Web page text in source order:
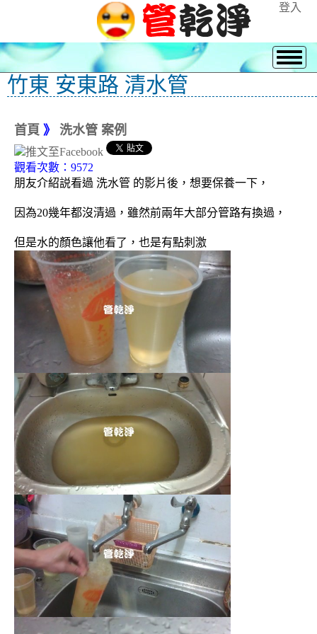
登入
竹東 安東路 清水管
首頁 》 洗水管 案例
觀看次數：9572
朋友介紹説看過 洗水管 的影片後，想要保養一下，
因為20幾年都沒清過，雖然前兩年大部分管路有換過，
但是水的顏色讓他看了，也是有點刺激